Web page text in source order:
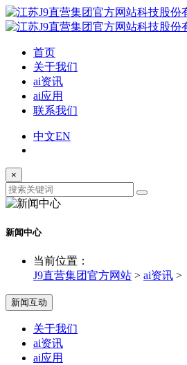
首页
关于我们
ai资讯
ai应用
联系我们
中文EN
×
新闻中心
当前位置：
J9直营集团官方网站 > ai资讯 >
新闻互动
关于我们
ai资讯
ai应用